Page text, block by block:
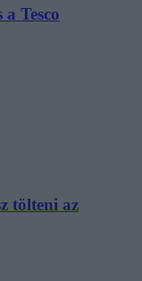
Tesco
tölteni az